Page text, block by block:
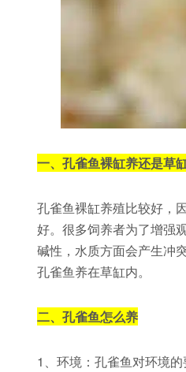
一、孔雀鱼裸缸养还是草
孔雀鱼裸缸养殖比较好，
好。很多饲养者为了增强
碱性，水质方面会产生冲
孔雀鱼养在草缸内。
二、孔雀鱼怎么养
1、环境：孔雀鱼对环境